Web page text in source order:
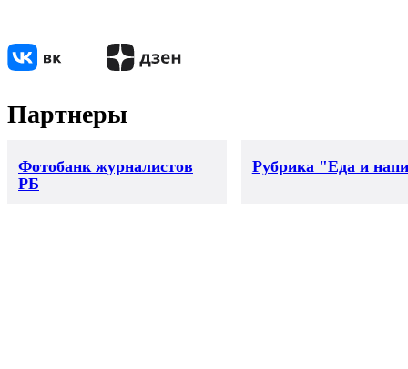
Партнеры
Фотобанк журналистов
РБ
Рубрика "Еда и